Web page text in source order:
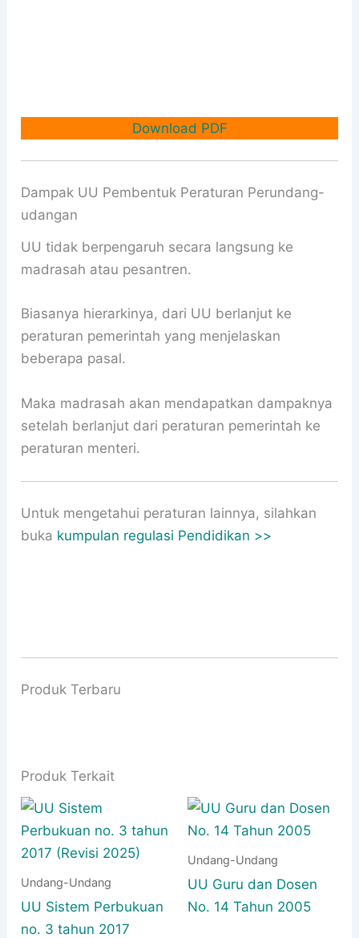
Download PDF
Dampak UU Pembentuk Peraturan Perundang-
udangan
UU tidak berpengaruh secara langsung ke
madrasah atau pesantren.
Biasanya hierarkinya, dari UU berlanjut ke
peraturan pemerintah yang menjelaskan
beberapa pasal.
Maka madrasah akan mendapatkan dampaknya
setelah berlanjut dari peraturan pemerintah ke
peraturan menteri.
Untuk mengetahui peraturan lainnya, silahkan
buka kumpulan regulasi Pendidikan >>
Produk Terbaru
Produk Terkait
Undang-Undang
UU Sistem Perbukuan
no. 3 tahun 2017
Undang-Undang
UU Guru dan Dosen
No. 14 Tahun 2005